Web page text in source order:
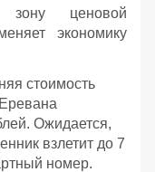
ценовой
экономику
стоимость
Ожидается,
взлетит до 7
номер.